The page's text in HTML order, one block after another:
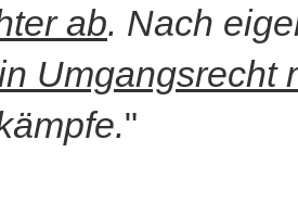
ab. Nach
Umgangsrecht
"